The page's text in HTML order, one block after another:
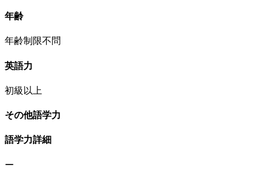
年齢
年齢制限不問
英語力
初級以上
その他語学力
語学力詳細
ー